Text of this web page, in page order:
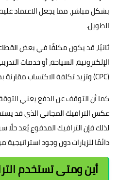
بشكل مباشر، مما يجعل الاعتماد
الطويل.
ثانيًا، قد يكون مكلفًا في بعض
الإلكترونية، السياحة، أو خدمات
(CPC) وتزيد تكلفة الاكتساب مقارنة بمجالات أخرى أقل منافسة.
كما أن التوقف عن الدفع يعني
عكس الترافيك المجاني الذي قد
لذلك فإن الترافيك المدفوع يُعد
دائمًا للزيارات دون وجود
أين ومتى تستخدم